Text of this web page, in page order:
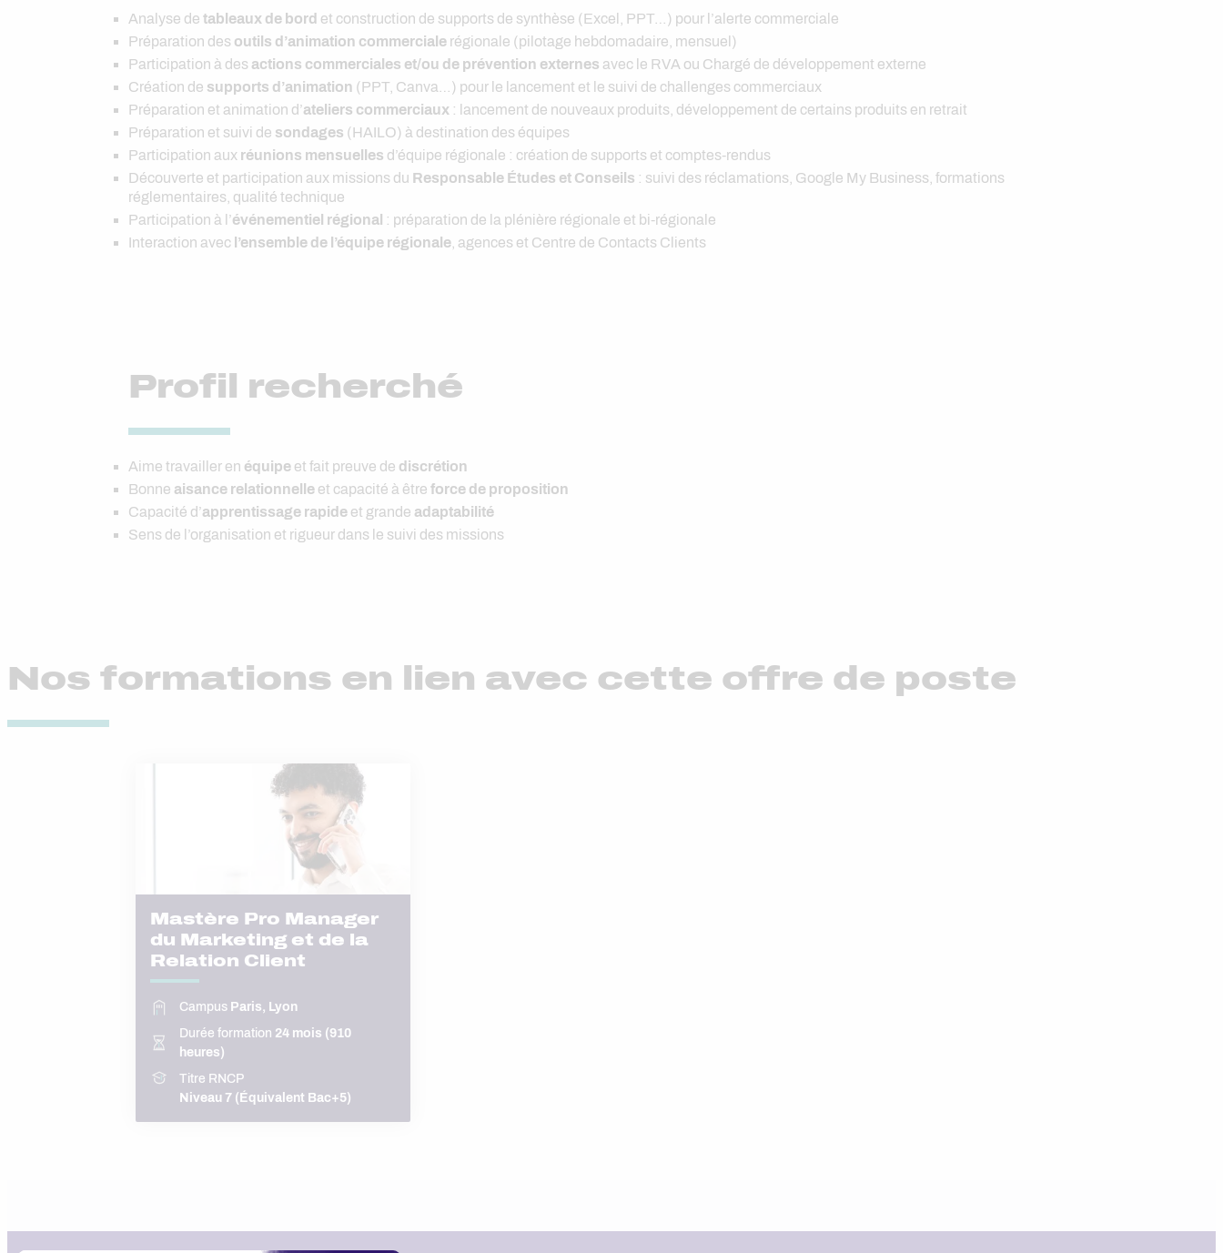
Analyse de tableaux de bord et construction de supports de synthèse (Excel, PPT…) pour l’alerte commerciale
Préparation des outils d’animation commerciale régionale (pilotage hebdomadaire, mensuel)
Participation à des actions commerciales et/ou de prévention externes avec le RVA ou Chargé de développement externe
Création de supports d’animation (PPT, Canva…) pour le lancement et le suivi de challenges commerciaux
Préparation et animation d’ateliers commerciaux : lancement de nouveaux produits, développement de certains produits en retrait
Préparation et suivi de sondages (HAILO) à destination des équipes
Participation aux réunions mensuelles d’équipe régionale : création de supports et comptes-rendus
Découverte et participation aux missions du Responsable Études et Conseils : suivi des réclamations, Google My Business, formations
réglementaires, qualité technique
Participation à l’événementiel régional : préparation de la plénière régionale et bi-régionale
Interaction avec l’ensemble de l’équipe régionale , agences et Centre de Contacts Clients
Profil recherché
Aime travailler en équipe et fait preuve de discrétion
Bonne aisance relationnelle et capacité à être force de proposition
Capacité d’apprentissage rapide et grande adaptabilité
Sens de l’organisation et rigueur dans le suivi des missions
Nos formations en lien avec cette offre de poste
Mastère Pro Manager
du Marketing et de la
Relation Client
Campus Paris, Lyon
Durée formation 24 mois (910
heures)
Titre RNCP
Niveau 7 (Équivalent Bac+5)